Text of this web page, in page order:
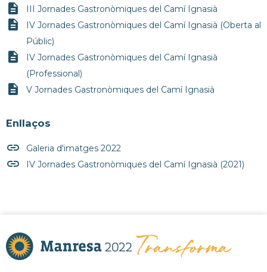
description III Jornades Gastronòmiques del Camí Ignasià
description
IV Jornades Gastronòmiques del Camí Ignasià (Oberta al
Públic)
description
IV Jornades Gastronòmiques del Camí Ignasià
(Professional)
description V Jornades Gastronòmiques del Camí Ignasià
Enllaços
insert_link Galeria d'imatges 2022
insert_link IV Jornades Gastronòmiques del Camí Ignasià (2021)